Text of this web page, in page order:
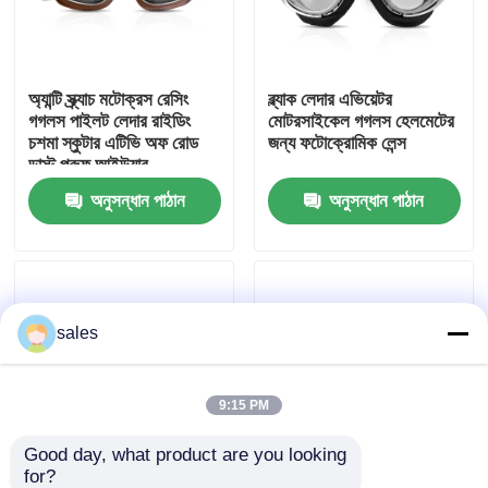
যোগাযোগ করুন
উদ্ধৃতির জন্য আবেদন
নিরাপত্তা চশমা গগলস
অ্যান্টি স্ক্র্যাচ মটোক্রস রেসিং
গগলস পাইলট লেদার রাইডিং
চশমা স্কুটার এটিভি অফ রোড
ডাস্ট প্রুফ আইউয়ার
অনুসন্ধান পাঠান
ব্ল্যাক লেদার এভিয়েটর
মোটরসাইকেল গগলস হেলমেটের
জন্য ফটোক্রোমিক লেন্স
অনুসন্ধান পাঠান
অ্যান্টি - স্ক্র্যাচ মোটোক্রস রেসিং
sales
9:15 PM
Good day, what product are you looking
for?